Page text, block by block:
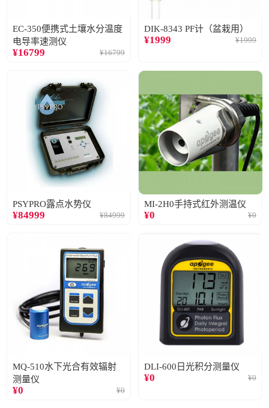
EC-350便携式土壤水分温度
电导率速测仪
¥16799 ¥16799
DIK-8343 PF计（盆栽用）
¥1999 ¥1999
PSYPRO露点水势仪
¥84999 ¥84999
MI-2H0手持式红外测温仪
¥0 ¥0
MQ-510水下光合有效辐射
测量仪
¥0 ¥0
DLI-600日光积分测量仪
¥0 ¥0